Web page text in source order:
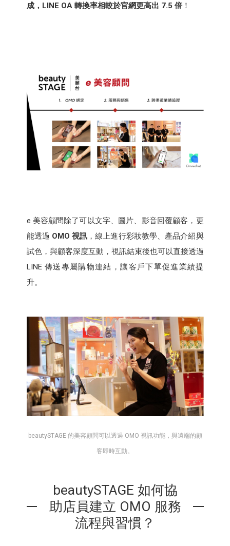
成，LINE OA 轉換率相較於官網更高出 7.5 倍！
e 美容顧問除了可以文字、圖片、影音回覆顧客，更
能透過 OMO 視訊 ，線上進行彩妝教學、產品介紹與
試色，與顧客深度互動，視訊結束後也可以直接透過
LINE 傳送專屬購物連結，讓客戶下單促進業績提
升。
beautySTAGE 的美容顧問可以透過 OMO 視訊功能，與遠端的顧
客即時互動。
beautySTAGE 如何協
助店員建立 OMO 服務
流程與習慣？